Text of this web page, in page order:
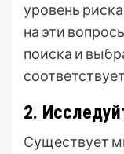
уровень
на эти
поиска и
2.
Существует